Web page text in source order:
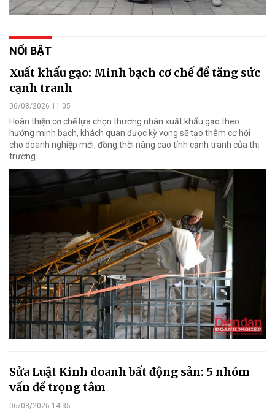
NỔI BẬT
Xuất khẩu gạo: Minh bạch cơ chế để tăng sức
cạnh tranh
06/08/2026 11:05
Hoàn thiện cơ chế lựa chọn thương nhân xuất khẩu gạo theo
hướng minh bạch, khách quan được kỳ vọng sẽ tạo thêm cơ hội
cho doanh nghiệp mới, đồng thời nâng cao tính cạnh tranh của thị
trường.
Sửa Luật Kinh doanh bất động sản: 5 nhóm
vấn đề trọng tâm
06/08/2026 14:35